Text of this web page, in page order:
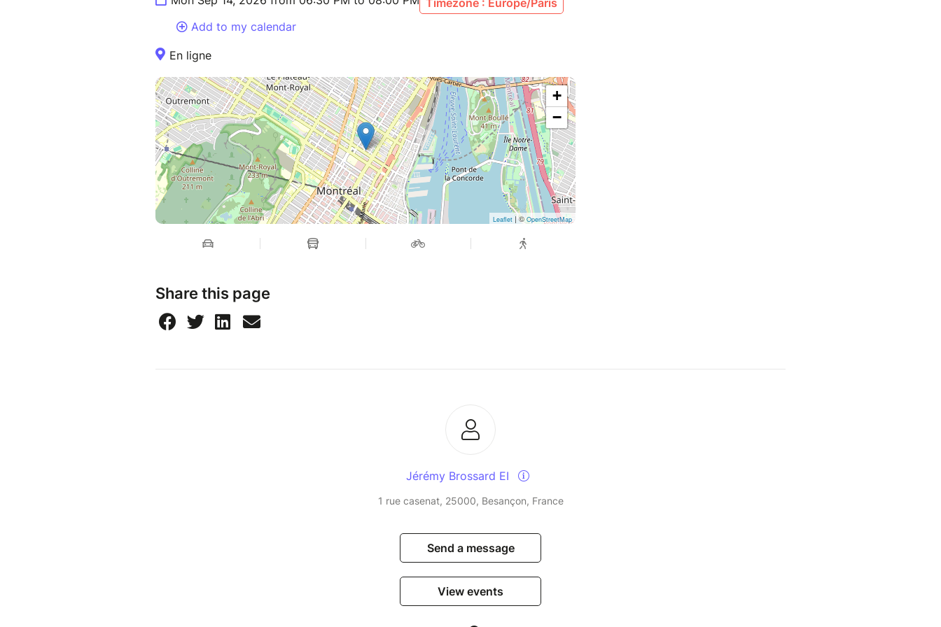
Timezone : Europe/Paris
Add to my calendar
En ligne
+
−
Leaflet | ©OpenStreetMap
Share this page
Jérémy Brossard EI
1 rue casenat, 25000, Besançon, France
Send a message
View events